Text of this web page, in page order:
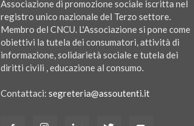
Associazione di promozione sociale iscritta nel
registro unico nazionale del Terzo settore.
Membro del CNCU. L'Associazione si pone come
obiettivi la tutela dei consumatori, attività di
informazione, solidarietà sociale e tutela dei
diritti civili , educazione al consumo.
Contattaci: segreteria@assoutenti.it